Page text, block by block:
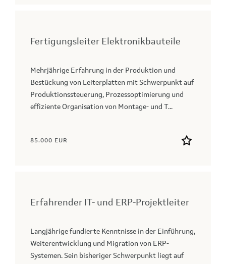
Fertigungsleiter Elektronikbauteile
Mehrjährige Erfahrung in der Produktion und
Bestückung von Leiterplatten mit Schwerpunkt auf
Produktionssteuerung, Prozessoptimierung und
effiziente Organisation von Montage‑ und T...
85.000 EUR
Erfahrender IT- und ERP-Projektleiter
Langjährige fundierte Kenntnisse in der Einführung,
Weiterentwicklung und Migration von ERP-
Systemen. Sein bisheriger Schwerpunkt liegt auf